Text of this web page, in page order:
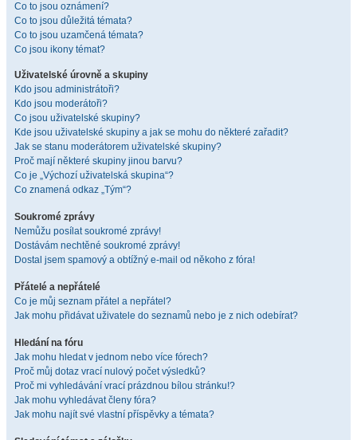
Co to jsou oznámení?
Co to jsou důležitá témata?
Co to jsou uzamčená témata?
Co jsou ikony témat?
Uživatelské úrovně a skupiny
Kdo jsou administrátoři?
Kdo jsou moderátoři?
Co jsou uživatelské skupiny?
Kde jsou uživatelské skupiny a jak se mohu do některé zařadit?
Jak se stanu moderátorem uživatelské skupiny?
Proč mají některé skupiny jinou barvu?
Co je „Výchozí uživatelská skupina“?
Co znamená odkaz „Tým“?
Soukromé zprávy
Nemůžu posílat soukromé zprávy!
Dostávám nechtěné soukromé zprávy!
Dostal jsem spamový a obtížný e-mail od někoho z fóra!
Přátelé a nepřátelé
Co je můj seznam přátel a nepřátel?
Jak mohu přidávat uživatele do seznamů nebo je z nich odebírat?
Hledání na fóru
Jak mohu hledat v jednom nebo více fórech?
Proč můj dotaz vrací nulový počet výsledků?
Proč mi vyhledávání vrací prázdnou bílou stránku!?
Jak mohu vyhledávat členy fóra?
Jak mohu najít své vlastní příspěvky a témata?